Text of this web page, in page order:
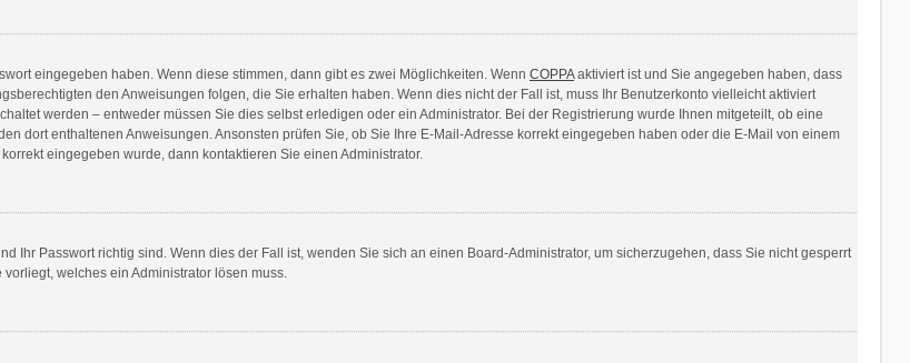
eingegeben haben. Wenn diese stimmen, dann gibt es zwei Möglichkeiten. Wenn COPPAaktiviert ist und Sie angegeben haben, dass
den Anweisungen folgen, die Sie erhalten haben. Wenn dies nicht der Fall ist, muss Ihr Benutzerkonto vielleicht aktiviert
werden – entweder müssen Sie dies selbst erledigen oder ein Administrator. Bei der Registrierung wurde Ihnen mitgeteilt, ob eine
dort enthaltenen Anweisungen. Ansonsten prüfen Sie, ob Sie Ihre E-Mail-Adresse korrekt eingegeben haben oder die E-Mail von einem
eingegeben wurde, dann kontaktieren Sie einen Administrator.
Ihr Passwort richtig sind. Wenn dies der Fall ist, wenden Sie sich an einen Board-Administrator, um sicherzugehen, dass Sie nicht gesperrt
welches ein Administrator lösen muss.